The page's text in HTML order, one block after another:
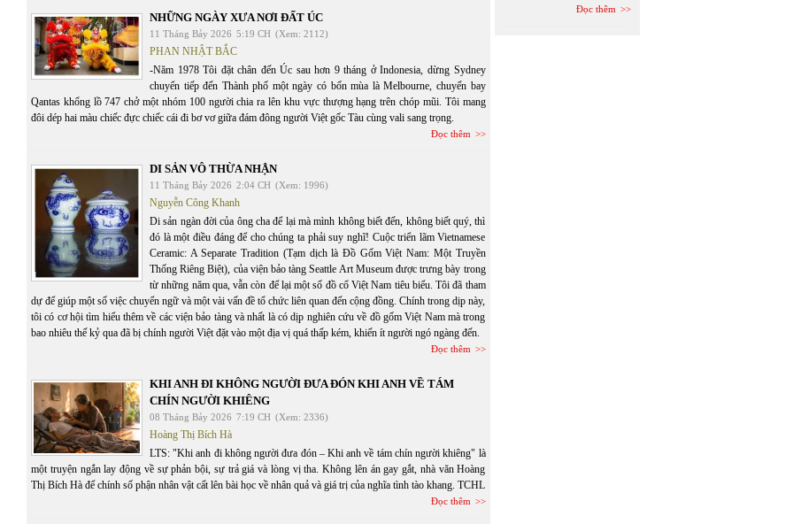
NHỮNG NGÀY XƯA NƠI ĐẤT ÚC
11 Tháng Bảy 2026 5:19 CH (Xem: 2112)
PHAN NHẬT BẮC
-Năm 1978 Tôi đặt chân đến Úc sau hơn 9 tháng ở Indonesia, dừng Sydney
chuyển tiếp đến Thành phố một ngày có bốn mùa là Melbourne, chuyến bay
Qantas khổng lồ 747 chở một nhóm 100 người chia ra lên khu vực thượng hạng trên chóp mũi. Tôi mang
đôi dép hai màu chiếc đực chiếc cái đi bơ vơ giữa đám đông người Việt gốc Tàu cùng vali sang trọng.
Đọc thêm
DI SẢN VÔ THỪA NHẬN
11 Tháng Bảy 2026 2:04 CH (Xem: 1996)
Nguyễn Công Khanh
Di sản ngàn đời của ông cha để lại mà mình không biết đến, không biết quý, thì
đó là một điều đáng để cho chúng ta phải suy nghĩ! Cuộc triển lãm Vietnamese
Ceramic: A Separate Tradition (Tạm dịch là Đồ Gốm Việt Nam: Một Truyền
Thống Riêng Biệt), của viện bảo tàng Seattle Art Museum được trưng bày trong
từ những năm qua, vẫn còn để lại một số đồ cổ Việt Nam tiêu biểu. Tôi đã tham
dự để giúp một số việc chuyển ngữ và một vài vấn đề tổ chức liên quan đến cộng đồng. Chính trong dịp này,
tôi có cơ hội tìm hiểu thêm về các viện bảo tàng và nhất là có dịp nghiên cứu về đồ gốm Việt Nam mà trong
bao nhiêu thế kỷ qua đã bị chính người Việt đặt vào một địa vị quá thấp kém, khiến ít người ngó ngàng đến.
Đọc thêm
KHI ANH ĐI KHÔNG NGƯỜI ĐƯA ĐÓN KHI ANH VỀ TÁM
CHÍN NGƯỜI KHIÊNG
08 Tháng Bảy 2026 7:19 CH (Xem: 2336)
Hoàng Thị Bích Hà
LTS: "Khi anh đi không người đưa đón – Khi anh về tám chín người khiêng" là
một truyện ngắn lay động về sự phản bội, sự trả giá và lòng vị tha. Không lên án gay gắt, nhà văn Hoàng
Thị Bích Hà để chính số phận nhân vật cất lên bài học về nhân quả và giá trị của nghĩa tình tào khang. TCHL
Đọc thêm
Đọc thêm